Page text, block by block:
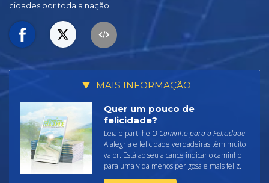
cidades por toda a nação.
MAIS INFORMAÇÃO
Quer um pouco de
felicidade?
Leia e partilhe O Caminho para a Felicidade.
A alegria e felicidade verdadeiras têm muito
valor. Está ao seu alcance indicar o caminho
para uma vida menos perigosa e mais feliz.